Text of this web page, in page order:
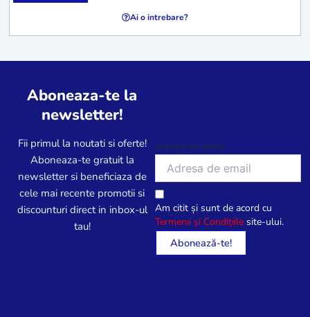
Ai o intrebare?
Aboneaza-te la
newsletter!
Fii primul la noutati si oferte!
Aboneaza-te gratuit la
newsletter si beneficiaza de
cele mai recente promotii si
discounturi direct in inbox-ul
tau!
Adresa de email
Am citit și sunt de acord cu
Termenii și Condițiile site-ului.